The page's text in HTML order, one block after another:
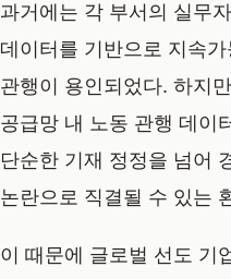
과거에는 각 부서의 실무
데이터를 기반으로 지속
관행이 용인되었다. 하지
공급망 내 노동 관행 데이
단순한 기재 정정을 넘어
논란으로 직결될 수 있는
이 때문에 글로벌 선도 기